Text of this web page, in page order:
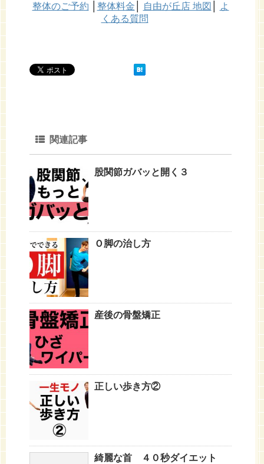
整体のご予約 整体料金 自由が丘店 地図
よ
くある質問
関連記事
股関節ガバッと開く３
Ｏ脚の治し方
産後の骨盤矯正
正しい歩き方②
綺麗な首 ４０秒ダイエット